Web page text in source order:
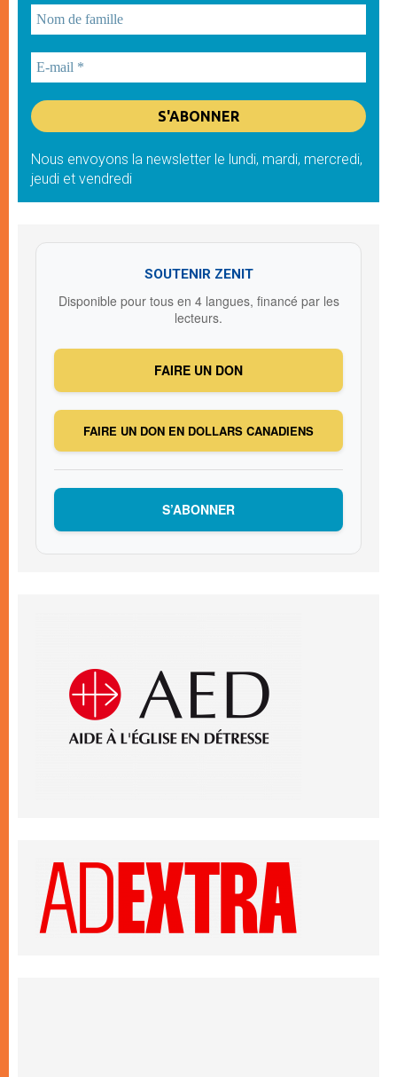
Nous envoyons la newsletter le lundi, mardi, mercredi,
jeudi et vendredi
SOUTENIR ZENIT
Disponible pour tous en 4 langues, financé par les
lecteurs.
FAIRE UN DON
FAIRE UN DON EN DOLLARS CANADIENS
S’ABONNER